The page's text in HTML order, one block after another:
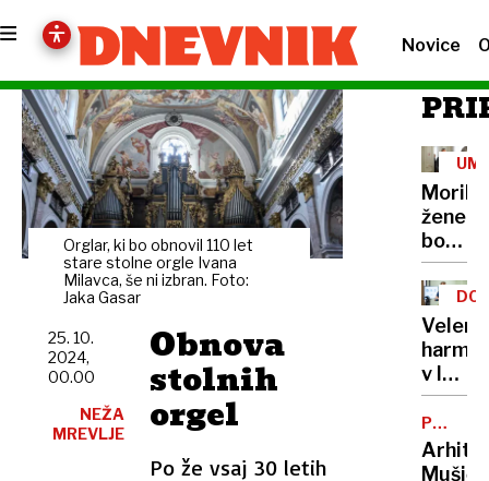
Novice
Orglar, ki bo obnovil 110 let
stare stolne orgle Ivana
Milavca, še ni izbran. Foto:
Jaka Gasar
Obnova
stolnih
orgel
Po že vsaj 30 letih
25. 10.
2024,
00.00
NEŽA
MREVLJE
žene
bo
sedel
21
let
v lov
na
nov
rekord
CENTER
Mušič: